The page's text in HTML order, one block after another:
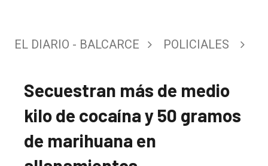
EL DIARIO - BALCARCE POLICIALES
Secuestran más de medio
kilo de cocaína y 50 gramos
de marihuana en